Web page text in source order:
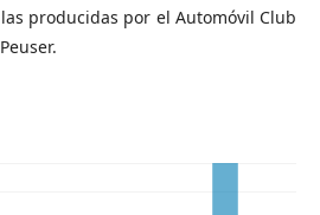
producidas por el Automóvil Club